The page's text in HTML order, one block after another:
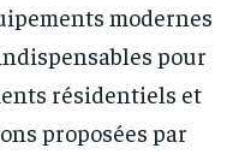
modernes
pour
résidentiels et
proposées par